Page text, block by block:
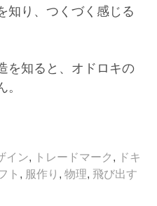
知り、つくづく感じる
を知ると、オドロキの
イン, トレードマーク ,
ドキ
ト , 服作り , 物理, 飛び出す